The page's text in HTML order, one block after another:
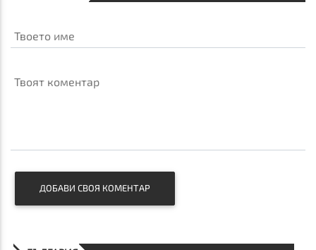
Твоето име
Твоят коментар
ДОБАВИ СВОЯ КОМЕНТАР